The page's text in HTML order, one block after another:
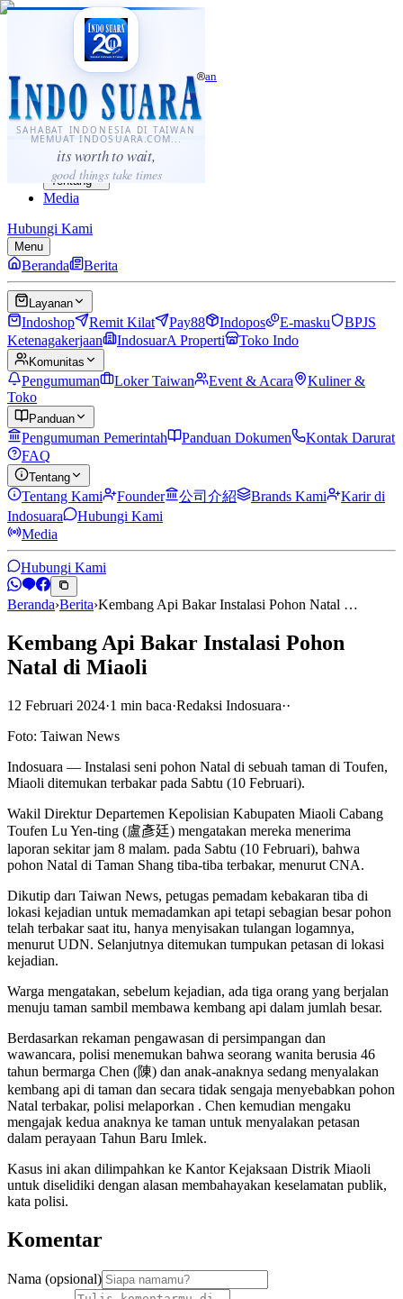
SAHABAT INDONESIA DI TAIWAN
MEMUAT INDOSUARA.COM...
its worth to wait,
good things take times
·...
⌘K
Sahabat Indonesia di Taiwan
Berita
Layanan
Komunitas
Panduan
Tentang
Media
Hubungi Kami
Menu
Beranda Berita
Layanan
Indoshop Remit Kilat Pay88 Indopos E-masku
BPJS
Ketenagakerjaan
IndosuarA Properti Toko Indo
Komunitas
Pengumuman Loker Taiwan Event & Acara
Kuliner &
Toko
Panduan
Pengumuman Pemerintah Panduan Dokumen
Kontak Darurat
FAQ
Tentang
Tentang Kami Founder 公司介紹 Brands Kami
Karir di
Indosuara
Hubungi Kami
Media
Hubungi Kami
Beranda›Berita›Kembang Api Bakar Instalasi Pohon Natal …
Kembang Api Bakar Instalasi Pohon
Natal di Miaoli
12 Februari 2024·1 min baca·Redaksi Indosuara··
Foto: Taiwan News
Indosuara — Instalasi seni pohon Natal di sebuah taman di Toufen,
Miaoli ditemukan terbakar pada Sabtu (10 Februari).
Wakil Direktur Departemen Kepolisian Kabupaten Miaoli Cabang
Toufen Lu Yen-ting (盧彥廷) mengatakan mereka menerima
laporan sekitar jam 8 malam. pada Sabtu (10 Februari), bahwa
pohon Natal di Taman Shang tiba-tiba terbakar, menurut CNA.
Dikutip darı Taiwan News, petugas pemadam kebakaran tiba di
lokasi kejadian untuk memadamkan api tetapi sebagian besar pohon
telah terbakar saat itu, hanya menyisakan tulangan logamnya,
menurut UDN. Selanjutnya ditemukan tumpukan petasan di lokasi
kejadian.
Warga mengatakan, sebelum kejadian, ada tiga orang yang berjalan
menuju taman sambil membawa kembang api dalam jumlah besar.
Berdasarkan rekaman pengawasan di persimpangan dan
wawancara, polisi menemukan bahwa seorang wanita berusia 46
tahun bermarga Chen (陳) dan anak-anaknya sedang menyalakan
kembang api di taman dan secara tidak sengaja menyebabkan pohon
Natal terbakar, polisi melaporkan . Chen kemudian mengaku
mengajak kedua anaknya ke taman untuk menyalakan petasan
dalam perayaan Tahun Baru Imlek.
Kasus ini akan dilimpahkan ke Kantor Kejaksaan Distrik Miaoli
untuk diselidiki dengan alasan membahayakan keselamatan publik,
kata polisi.
Komentar
Nama (opsional)